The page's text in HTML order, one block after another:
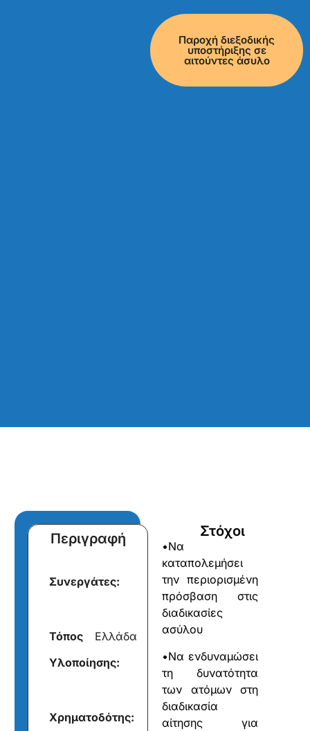
Παροχή διεξοδικής
υποστήριξης σε
αιτούντες άσυλο
Περιγραφή
Συνεργάτες:
Τόπος
Υλοποίησης:
Ελλάδα
Xρηματοδότης:
Στόχοι
•Να
καταπολεμήσει
την περιορισμένη
πρόσβαση στις
διαδικασίες
ασύλου
•Να ενδυναμώσει
τη δυνατότητα
των ατόμων στη
διαδικασία
αίτησης για